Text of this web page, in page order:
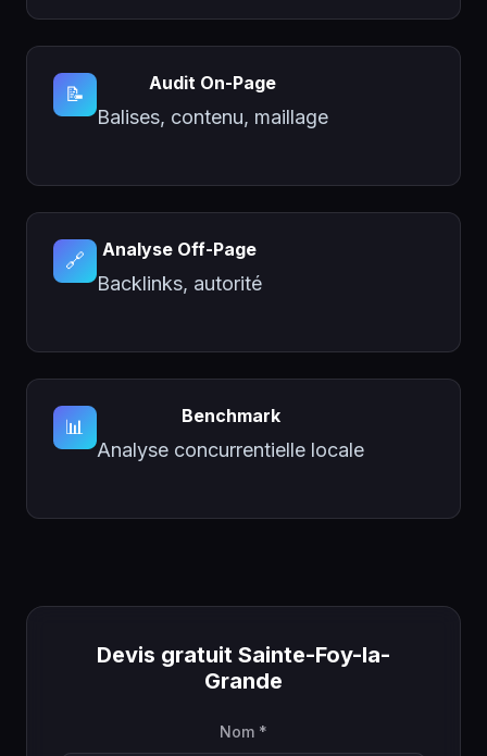
📝 Audit On-Page
Balises, contenu, maillage
🔗 Analyse Off-Page
Backlinks, autorité
📊 Benchmark
Analyse concurrentielle locale
Devis gratuit Sainte-Foy-la-
Grande
Nom *